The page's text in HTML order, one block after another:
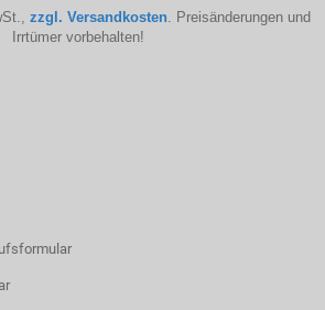
zzgl. Versandkosten. Preisänderungen und
Irrtümer vorbehalten!